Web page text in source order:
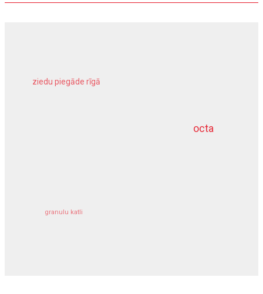
octa
ziedu piegāde rīgā
granulu katli
dziļurbums